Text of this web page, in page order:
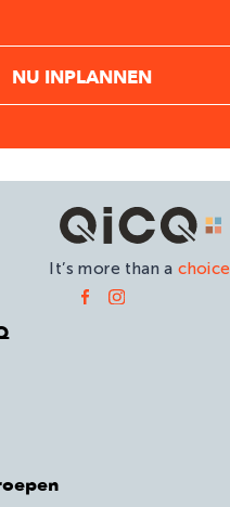
NU INPLANNEN
It’s more than achoice